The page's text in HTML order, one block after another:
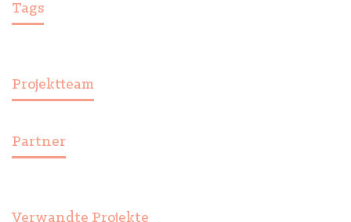
Tags
Projektteam
Partner
Verwandte Projekte